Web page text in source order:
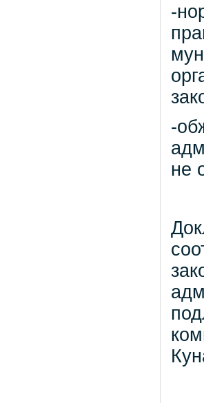
-
-
не